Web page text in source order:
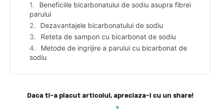
Beneficiile bicarbonatului de sodiu asupra fibrei
parului
Dezavantajele bicarbonatului de sodiu
Reteta de sampon cu bicarbonat de sodiu
Metode de ingrijire a parului cu bicarbonat de
sodiu
Daca ti-a placut articolul, apreciaza-l cu un share!